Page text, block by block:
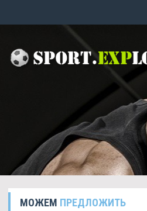
МОЖЕМ ПРЕДЛОЖИТЬ